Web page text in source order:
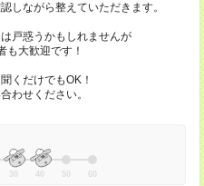
しながら整えていただきます。
戸惑うかもしれませんが
も大歓迎です！
くだけでもOK！
わせください。
30 40 50 60